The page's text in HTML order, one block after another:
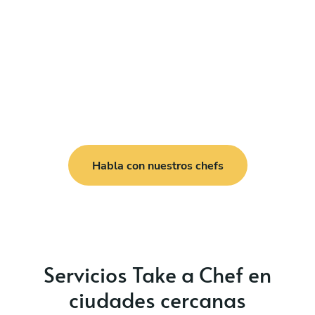
Habla con nuestros chefs
Servicios Take a Chef en
ciudades cercanas